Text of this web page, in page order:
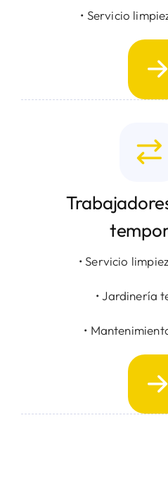
• Servicio
• Servicio
• Jardinería
•